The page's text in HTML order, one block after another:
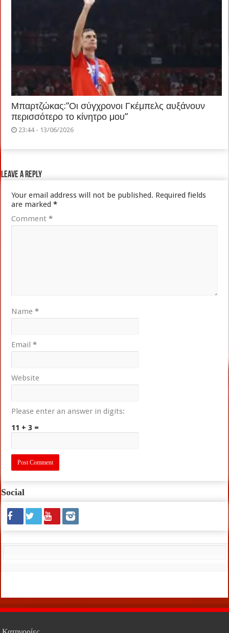
Μπαρτζώκας:”Οι σύγχρονοι Γκέμπελς αυξάνουν
περισσότερο το κίνητρο μου”
23:44 - 13/06/2026
Leave a Reply
Your email address will not be published. Required fields
are marked*
Comment*
Name*
Email*
Website
Please enter an answer in digits:
11 + 3 =
Social